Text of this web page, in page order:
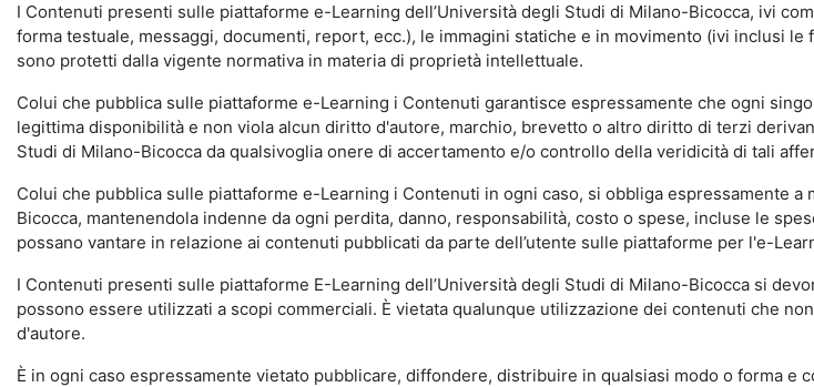
I Contenuti presenti sulle piattaforme e-Learning dell’Università degli Studi di Milano-Bicocca, ivi
forma testuale, messaggi, documenti, report, ecc.), le immagini statiche e in movimento (ivi inclusi
sono protetti dalla vigente normativa in materia di proprietà intellettuale.
Colui che pubblica sulle piattaforme e-Learning i Contenuti garantisce espressamente che ogni
legittima disponibilità e non viola alcun diritto d'autore, marchio, brevetto o altro diritto di terzi
Studi di Milano-Bicocca da qualsivoglia onere di accertamento e/o controllo della veridicità di tali
Colui che pubblica sulle piattaforme e-Learning i Contenuti in ogni caso, si obbliga espressamente
Bicocca, mantenendola indenne da ogni perdita, danno, responsabilità, costo o spese, incluse le
possano vantare in relazione ai contenuti pubblicati da parte dell’utente sulle piattaforme per l'e-
I Contenuti presenti sulle piattaforme E-Learning dell’Università degli Studi di Milano-Bicocca si
possono essere utilizzati a scopi commerciali. È vietata qualunque utilizzazione dei contenuti che
d'autore.
È in ogni caso espressamente vietato pubblicare, diffondere, distribuire in qualsiasi modo o forma e